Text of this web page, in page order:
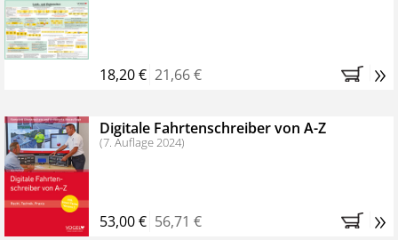
Bestellen Sie jetzt das VerkehrsRundschau Profipaket im
Kennenlern-Abo für zwei Monate (inkl. der derzeitig
Monaten brauchen Sie nichts weiter tun, das
Abonnement endet automatisch, es entstehen keine
weiteren Verpflichtungen.
18,20 € 21,66 € »
Digitale Fahrtenschreiber von A-Z
(7. Auflage 2024)
53,00 € 56,71 € »